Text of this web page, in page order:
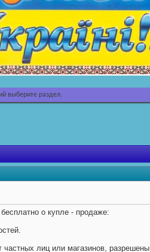
выберите раздел.
о купле - продаже:
частных лиц или магазинов, разрешены